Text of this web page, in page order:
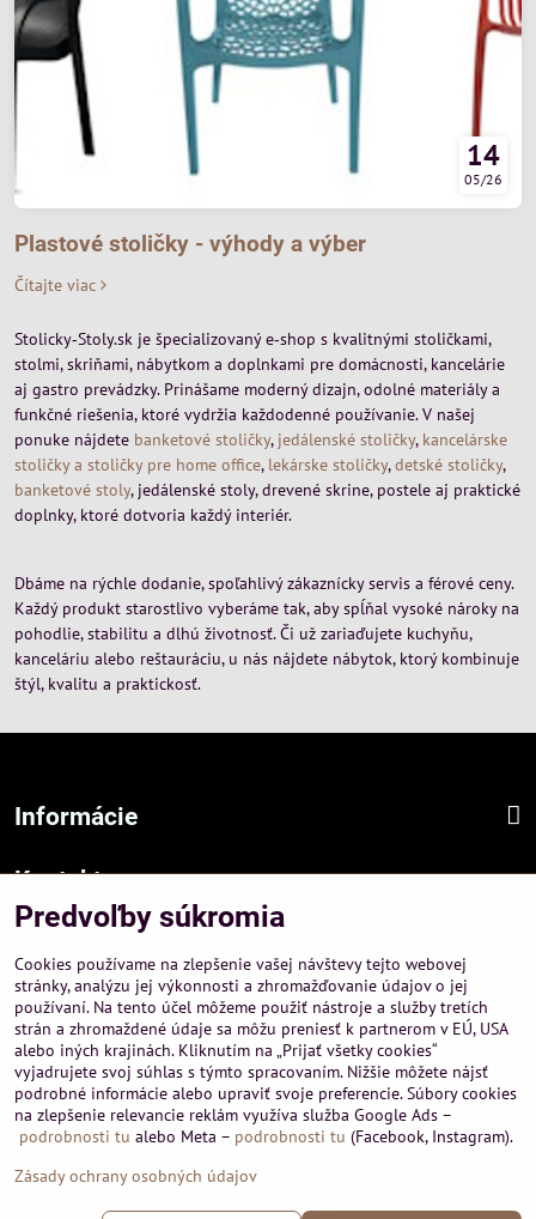
14
05/26
Plastové stoličky - výhody a výber
Čítajte viac
Stolicky‑Stoly.sk je špecializovaný e‑shop s kvalitnými stoličkami,
stolmi, skriňami, nábytkom a doplnkami pre domácnosti, kancelárie
aj gastro prevádzky. Prinášame moderný dizajn, odolné materiály a
funkčné riešenia, ktoré vydržia každodenné používanie. V našej
ponuke nájdete banketové stoličky, jedálenské stoličky, kancelárske
stoličky a stoličky pre home office, lekárske stoličky,detské stoličky,
banketové stoly, jedálenské stoly, drevené skrine, postele aj praktické
doplnky, ktoré dotvoria každý interiér.
Dbáme na rýchle dodanie, spoľahlivý zákaznícky servis a férové ceny.
Každý produkt starostlivo vyberáme tak, aby spĺňal vysoké nároky na
pohodlie, stabilitu a dlhú životnosť. Či už zariaďujete kuchyňu,
kanceláriu alebo reštauráciu, u nás nájdete nábytok, ktorý kombinuje
štýl, kvalitu a praktickosť.
Informácie
Kontakt
Sídlo firmy :
Hurbanová 3807/21, 03601 Martin
Prevádzka a obchodné informácie :
A-PEMA, s.r.o.
Severná 14, 03601 Martin
+421 911 532545
+421 903 807209
©2026Copyright
Predvoľby súkromia
Cookies používame na zlepšenie vašej návštevy tejto webovej
stránky, analýzu jej výkonnosti a zhromažďovanie údajov o jej
používaní. Na tento účel môžeme použiť nástroje a služby tretích
strán a zhromaždené údaje sa môžu preniesť k partnerom v EÚ, USA
alebo iných krajinách. Kliknutím na „Prijať všetky cookies“
vyjadrujete svoj súhlas s týmto spracovaním. Nižšie môžete nájsť
podrobné informácie alebo upraviť svoje preferencie. Súbory cookies
na zlepšenie relevancie reklám využíva služba Google Ads –
podrobnosti tu alebo Meta – podrobnosti tu (Facebook, Instagram).
Zásady ochrany osobných údajov